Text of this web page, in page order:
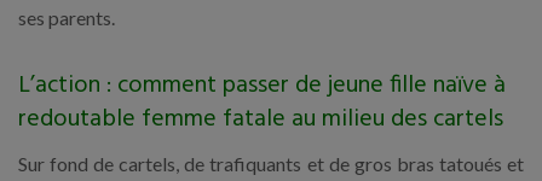
ses parents.
L’action : comment passer de jeune fille naïve à
redoutable femme fatale au milieu des cartels
Sur fond de cartels, de trafiquants et de gros bras tatoués et